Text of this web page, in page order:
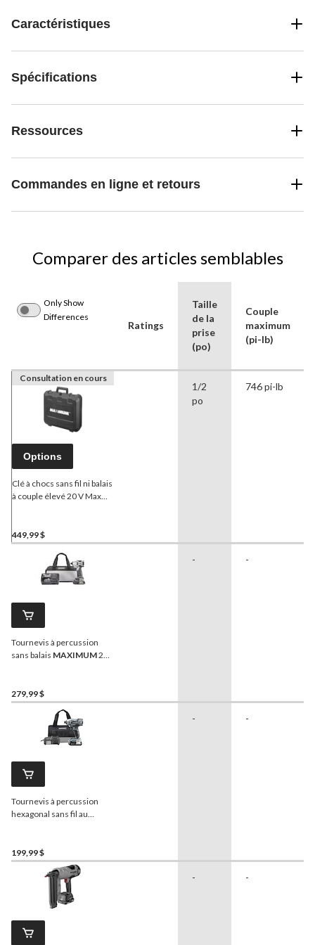
Caractéristiques
Spécifications
Ressources
Commandes en ligne et retours
Comparer des articles semblables
Only Show
Differences
Ratings
Taille
de la
prise
(po)
Couple
maximum
(pi-lb)
Consultation en cours
Options
Clé à chocs sans fil ni balais
à couple élevé 20 V Max
449,99 $
1/2
po
746 pi-lb
Tournevis à percussion
sans balais MAXIMUM20
279,99 $
- -
Tournevis à percussion
hexagonal sans fil au
chargeur et étui, 1/4 po
199,99 $
- -
- -